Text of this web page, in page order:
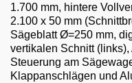
1.700 mm, hintere
2.100 x 50 mm
Sägeblatt Ø=250 mm,
vertikalen Schnitt
Steuerung am
Klappanschlägen und